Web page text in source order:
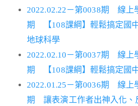
2022.02.22－第0038期 線上
期 【108課綱】輕鬆搞定國
地球科學
2022.02.10－第0037期 線上
期 【108課綱】輕鬆搞定國
2022.01.25－第0036期 線上
期 讓表演工作者出神入化、